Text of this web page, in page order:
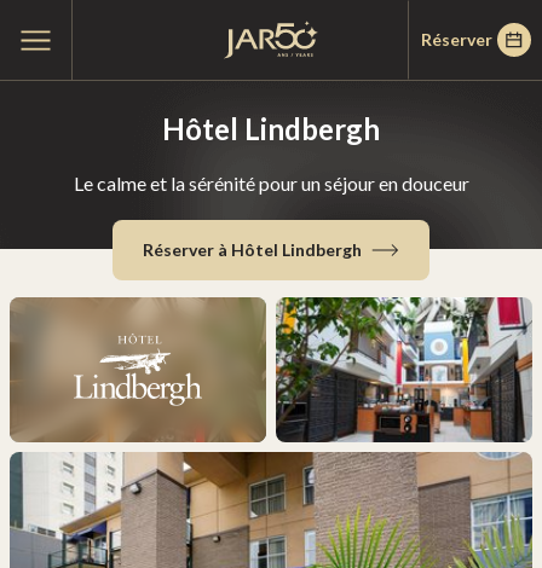
au
contenumenu
Réserver
Hôtel Lindbergh
Le calme et la sérénité pour un séjour en douceur
Réserver à Hôtel Lindbergh